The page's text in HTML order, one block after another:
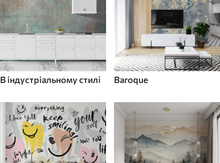
В індустріальному стилі Baroque